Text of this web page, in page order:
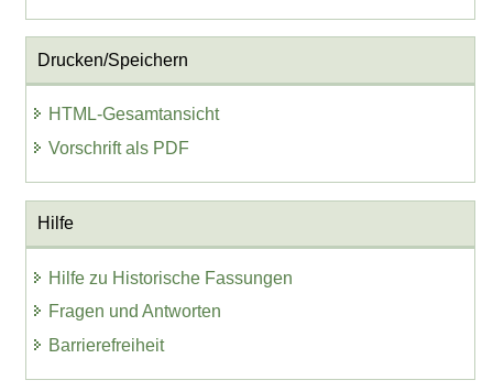
Drucken/Speichern
HTML-Gesamtansicht
Vorschrift als PDF
Hilfe
Hilfe zu Historische Fassungen
Fragen und Antworten
Barrierefreiheit